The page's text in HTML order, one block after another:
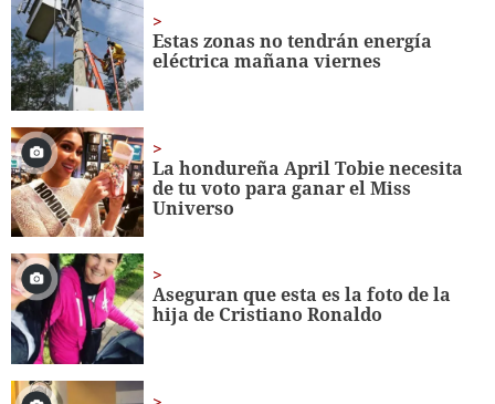
minute,
56
seconds
Estas zonas no tendrán energía
eléctrica mañana viernes
La hondureña April Tobie necesita
de tu voto para ganar el Miss
Universo
Aseguran que esta es la foto de la
hija de Cristiano Ronaldo